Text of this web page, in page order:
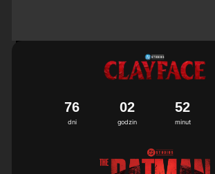
dni
76
godzin
02
minut
52